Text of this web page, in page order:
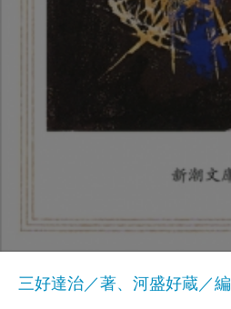
三好達治／著、河盛好蔵／編